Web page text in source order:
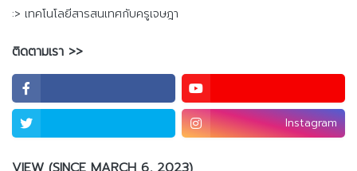
:> เทคโนโลยีสารสนเทศกับครูเจษฎา
ติดตามเรา >>
Instagram